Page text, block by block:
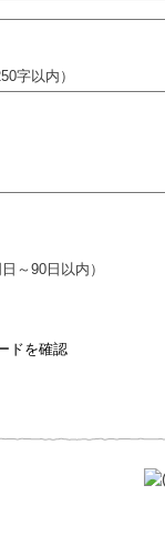
字以内）
～90日以内）